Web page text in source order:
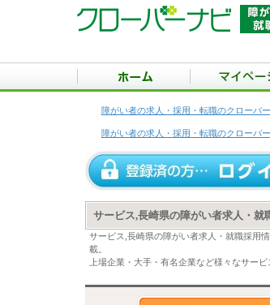
障がい者の求人・採用・転職のクローバ
障がい者の求人・採用・転職のクローバ
サービス,長崎県の障がい者求人・就
サービス,長崎県の障がい者求人・就職採用
載。
上場企業・大手・有名企業など様々なサー